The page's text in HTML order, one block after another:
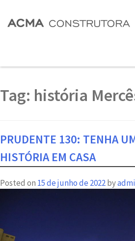
Tag: história
PRUDENTE 130: TENHA
HISTÓRIA EM CASA
Posted on 15 de junho de 2022by